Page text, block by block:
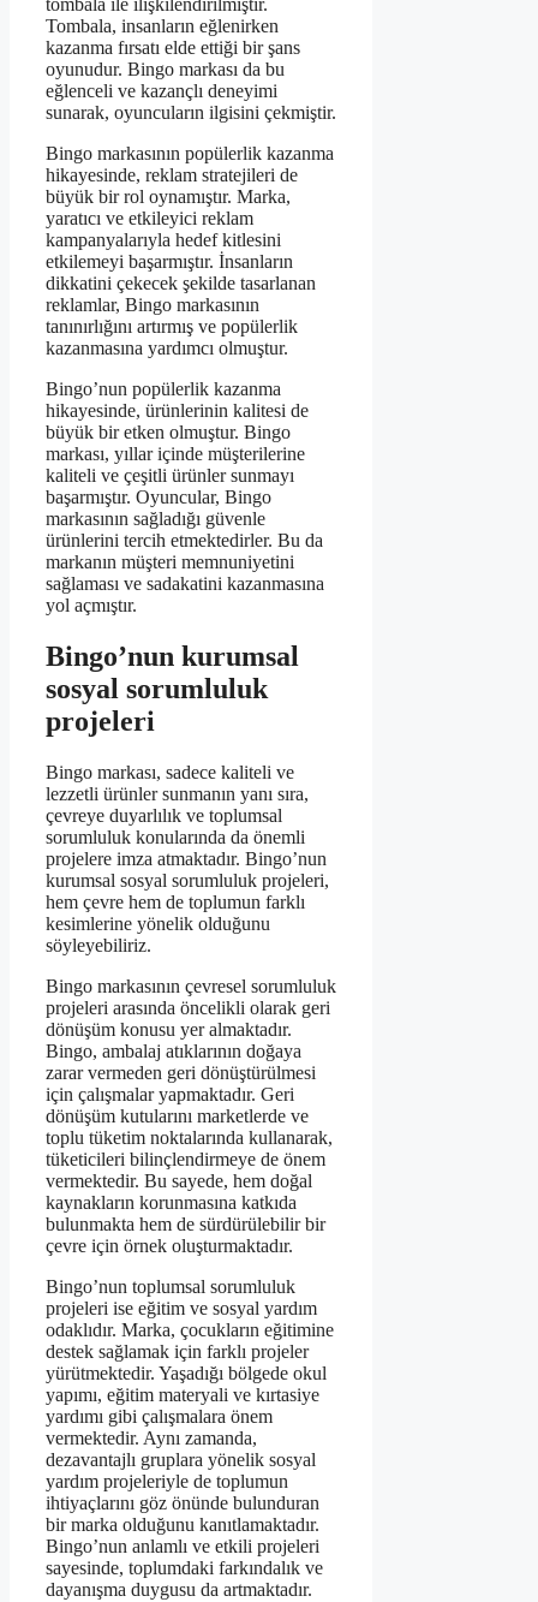
tombala ile ilişkilendirilmiştir.
Tombala, insanların eğlenirken
kazanma fırsatı elde ettiği bir şans
oyunudur. Bingo markası da bu
eğlenceli ve kazançlı deneyimi
sunarak, oyuncuların ilgisini çekmiştir.
Bingo markasının popülerlik kazanma
hikayesinde, reklam stratejileri de
büyük bir rol oynamıştır. Marka,
yaratıcı ve etkileyici reklam
kampanyalarıyla hedef kitlesini
etkilemeyi başarmıştır. İnsanların
dikkatini çekecek şekilde tasarlanan
reklamlar, Bingo markasının
tanınırlığını artırmış ve popülerlik
kazanmasına yardımcı olmuştur.
Bingo’nun popülerlik kazanma
hikayesinde, ürünlerinin kalitesi de
büyük bir etken olmuştur. Bingo
markası, yıllar içinde müşterilerine
kaliteli ve çeşitli ürünler sunmayı
başarmıştır. Oyuncular, Bingo
markasının sağladığı güvenle
ürünlerini tercih etmektedirler. Bu da
markanın müşteri memnuniyetini
sağlaması ve sadakatini kazanmasına
yol açmıştır.
Bingo’nun kurumsal
sosyal sorumluluk
projeleri
Bingo markası, sadece kaliteli ve
lezzetli ürünler sunmanın yanı sıra,
çevreye duyarlılık ve toplumsal
sorumluluk konularında da önemli
projelere imza atmaktadır. Bingo’nun
kurumsal sosyal sorumluluk projeleri,
hem çevre hem de toplumun farklı
kesimlerine yönelik olduğunu
söyleyebiliriz.
Bingo markasının çevresel sorumluluk
projeleri arasında öncelikli olarak geri
dönüşüm konusu yer almaktadır.
Bingo, ambalaj atıklarının doğaya
zarar vermeden geri dönüştürülmesi
için çalışmalar yapmaktadır. Geri
dönüşüm kutularını marketlerde ve
toplu tüketim noktalarında kullanarak,
tüketicileri bilinçlendirmeye de önem
vermektedir. Bu sayede, hem doğal
kaynakların korunmasına katkıda
bulunmakta hem de sürdürülebilir bir
çevre için örnek oluşturmaktadır.
Bingo’nun toplumsal sorumluluk
projeleri ise eğitim ve sosyal yardım
odaklıdır. Marka, çocukların eğitimine
destek sağlamak için farklı projeler
yürütmektedir. Yaşadığı bölgede okul
yapımı, eğitim materyali ve kırtasiye
yardımı gibi çalışmalara önem
vermektedir. Aynı zamanda,
dezavantajlı gruplara yönelik sosyal
yardım projeleriyle de toplumun
ihtiyaçlarını göz önünde bulunduran
bir marka olduğunu kanıtlamaktadır.
Bingo’nun anlamlı ve etkili projeleri
sayesinde, toplumdaki farkındalık ve
dayanışma duygusu da artmaktadır.